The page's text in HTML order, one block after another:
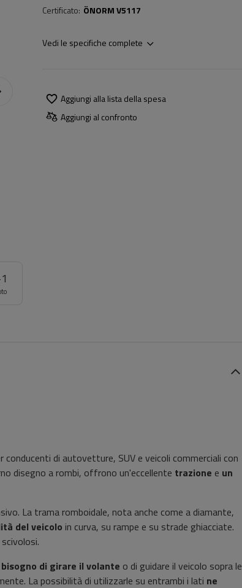
1
Certificato ÖNORM V5117
Vedi le specifiche complete
Aggiungi alla lista della spesa
Aggiungi al confronto
di autovetture, SUV e veicoli commerciali con
disegno a rombi, offrono un'eccellente trazione e un
La trama romboidale, nota anche come a diamante,
del veicolo in curva, su rampe e su strade ghiacciate.
di girare il volante o di guidare il veicolo sopra le
La possibilità di utilizzarle su entrambi i lati ne